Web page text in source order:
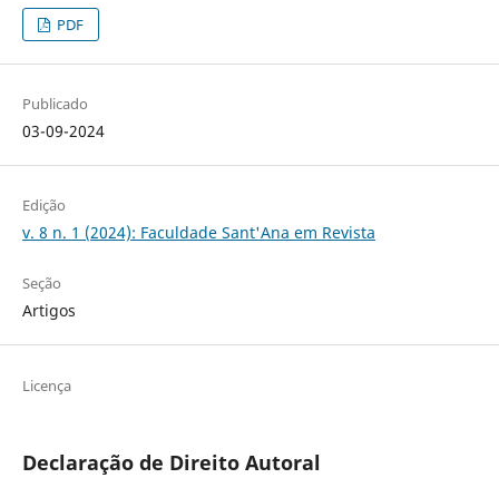
PDF
Publicado
03-09-2024
Edição
v. 8 n. 1 (2024): Faculdade Sant'Ana em Revista
Seção
Artigos
Licença
Declaração de Direito Autoral